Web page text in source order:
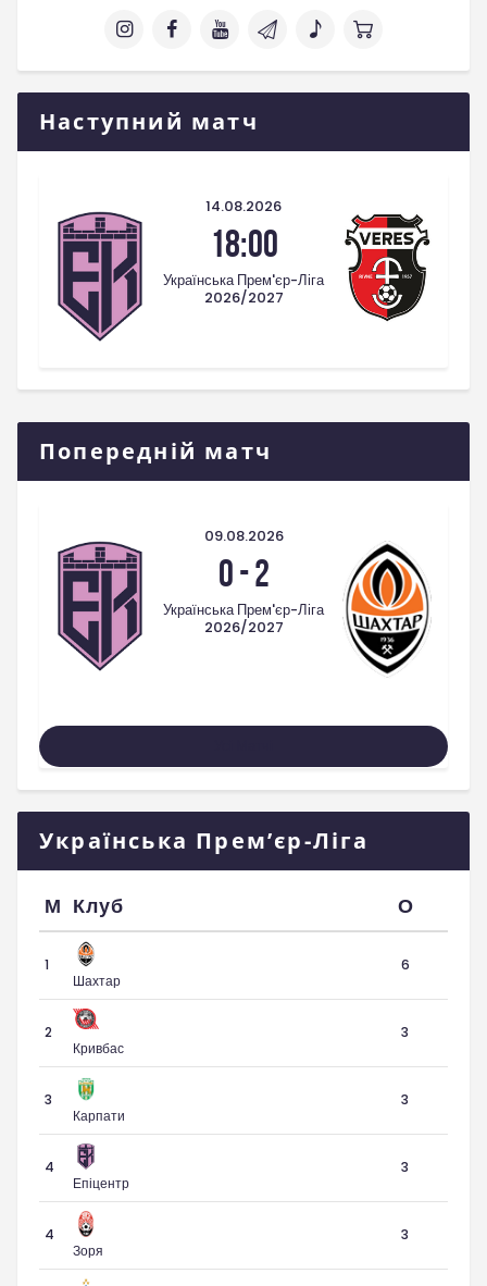
Наступний матч
14.08.2026
18:00
Українська Прем'єр-Ліга
2026/2027
Попередній матч
09.08.2026
0-2
Українська Прем'єр-Ліга
2026/2027
Українська Прем’єр-Ліга
М Клуб О
1
Шахтар
6
2
Кривбас
3
3
Карпати
3
4
Епіцентр
3
4
Зоря
3